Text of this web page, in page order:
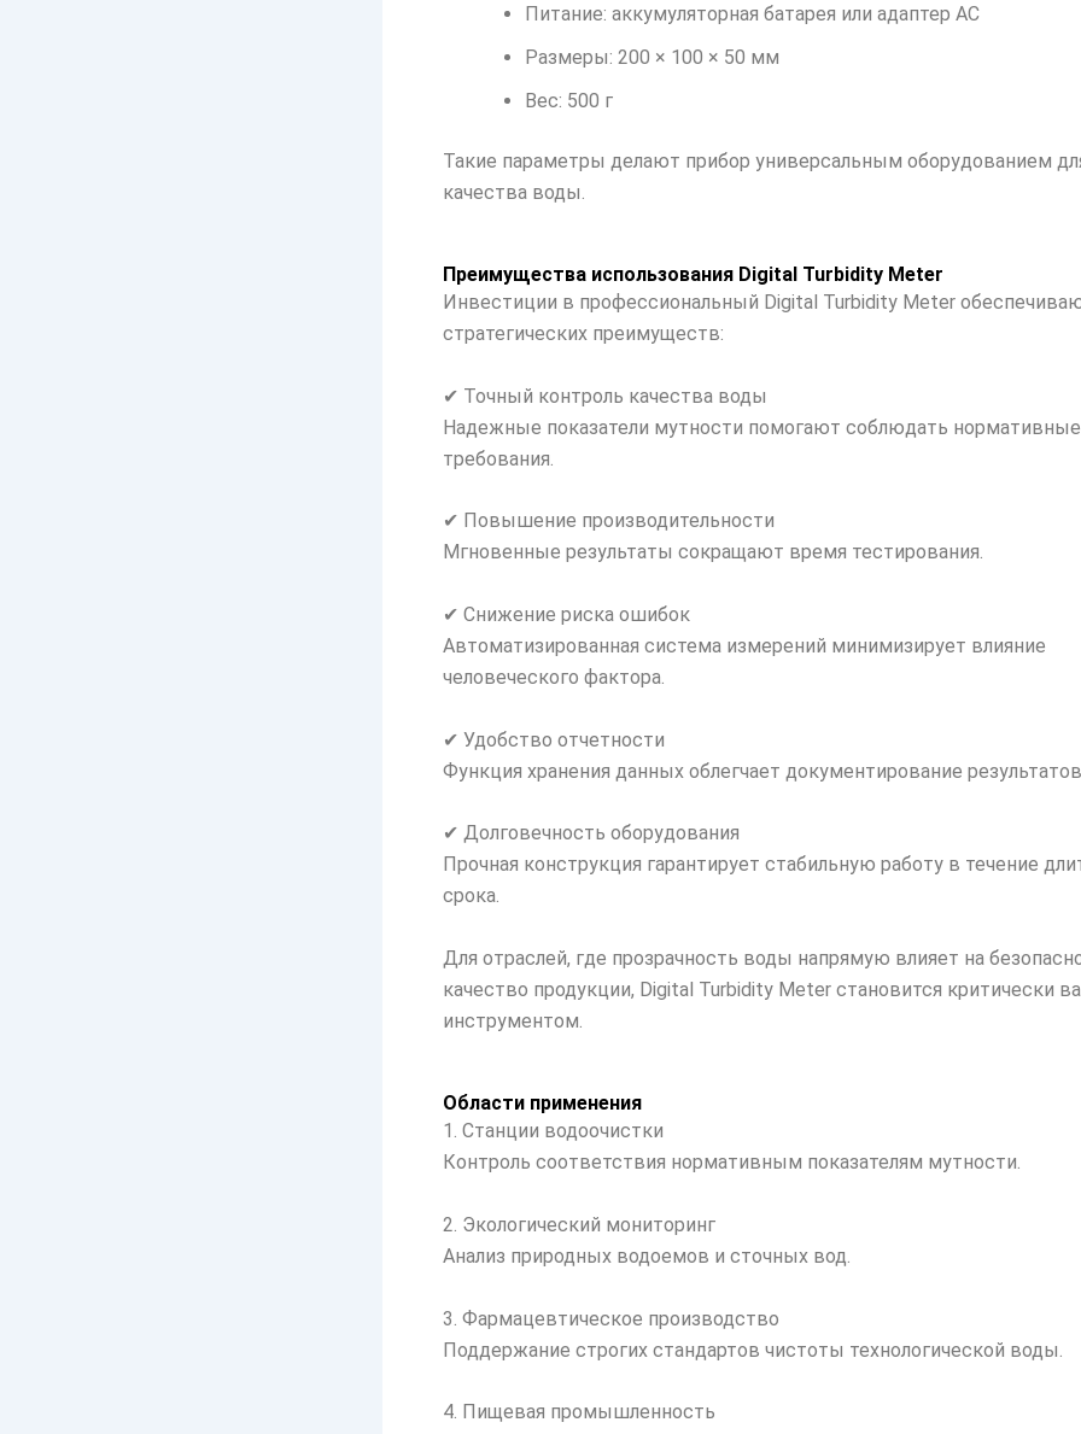
Питание: аккумуляторная батарея или адаптер AC
Размеры: 200 × 100 × 50 мм
Вес: 500 г
Такие параметры делают прибор универсальным оборудованием
качества воды.
Преимущества использования Digital Turbidity Meter
Инвестиции в профессиональный Digital Turbidity Meter
стратегических преимуществ:
✔ Точный контроль качества воды
Надежные показатели мутности помогают соблюдать нормативные
требования.
✔ Повышение производительности
Мгновенные результаты сокращают время тестирования.
✔ Снижение риска ошибок
Автоматизированная система измерений минимизирует влияние
человеческого фактора.
✔ Удобство отчетности
Функция хранения данных облегчает документирование результатов.
✔ Долговечность оборудования
Прочная конструкция гарантирует стабильную работу в течение
срока.
Для отраслей, где прозрачность воды напрямую влияет на
качество продукции, Digital Turbidity Meter становится критически
инструментом.
Области применения
1. Станции водоочистки
Контроль соответствия нормативным показателям мутности.
2. Экологический мониторинг
Анализ природных водоемов и сточных вод.
3. Фармацевтическое производство
Поддержание строгих стандартов чистоты технологической воды.
4. Пищевая промышленность